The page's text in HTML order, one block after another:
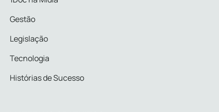
Gestão
Legislação
Tecnologia
Histórias de Sucesso